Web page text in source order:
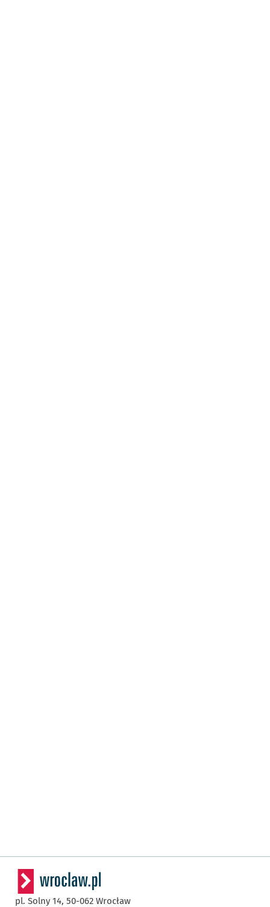
pl. Solny 14, 50-062 Wrocław